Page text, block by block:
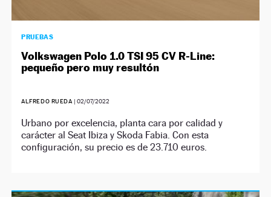
PRUEBAS
Volkswagen Polo 1.0 TSI 95 CV R-Line:
pequeño pero muy resultón
ALFREDO RUEDA | 02/07/2022
Urbano por excelencia, planta cara por calidad y
carácter al Seat Ibiza y Skoda Fabia. Con esta
configuración, su precio es de 23.710 euros.